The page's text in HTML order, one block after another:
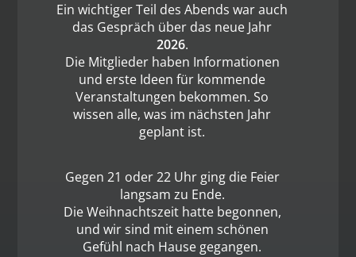
Ein wichtiger Teil des Abends war auch
das Gespräch über das neue Jahr
2026.
Die Mitglieder haben Informationen
und erste Ideen für kommende
Veranstaltungen bekommen. So
wissen alle, was im nächsten Jahr
geplant ist.
Gegen 21 oder 22 Uhr ging die Feier
langsam zu Ende.
Die Weihnachtszeit hatte begonnen,
und wir sind mit einem schönen
Gefühl nach Hause gegangen.